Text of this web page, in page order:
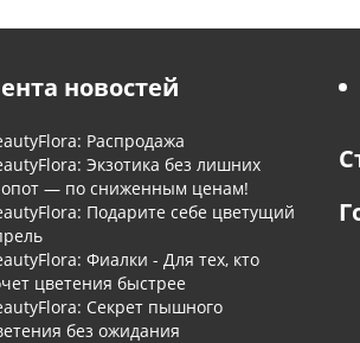
новостей
Распродажа
Экзотика без лишних
— по сниженным ценам!
Подарите себе цветущий
Фиалки - Для тех, кто
цветения быстрее
Секрет пышного
без ожидания